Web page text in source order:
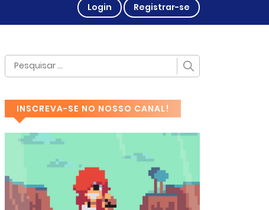
Login Registrar-se
INSCREVA-SE NO NOSSO CANAL!